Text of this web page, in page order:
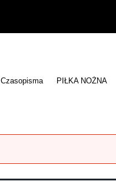
Czasopisma PIŁKA NOŻNA